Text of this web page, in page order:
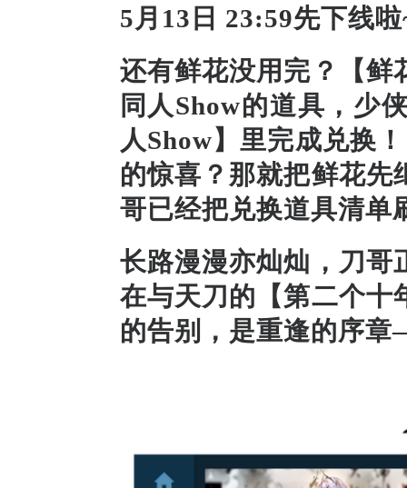
5月13日 23:59先下线啦
还有鲜花没用完？【鲜
同人Show的道具，少
人Show】里完成兑换
的惊喜？那就把鲜花先
哥已经把兑换道具清单
长路漫漫亦灿灿， 刀哥
在与天刀的 【第二个
的告别，是重逢的序